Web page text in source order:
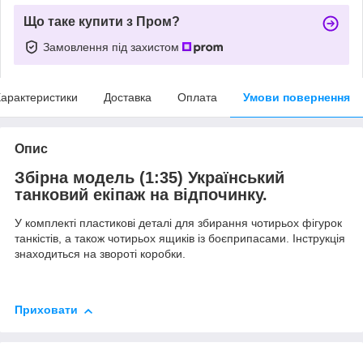
Що таке купити з Пром?
Замовлення під захистом
Доставка Оплата Умови повернення
Опис
Збірна модель (1:35) Український
танковий екіпаж на відпочинку.
У комплекті пластикові деталі для збирання чотирьох фігурок
танкістів, а також чотирьох ящиків із боєприпасами. Інструкція
знаходиться на звороті коробки.
Приховати